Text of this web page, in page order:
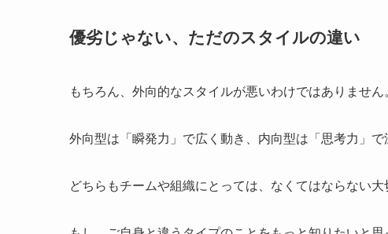
優劣じゃない、ただのスタイルの違い
もちろん、外向的なスタイルが悪いわけではありません
外向型は「瞬発力」で広く動き、内向型は「思考力」で
どちらもチームや組織にとっては、なくてはならない大